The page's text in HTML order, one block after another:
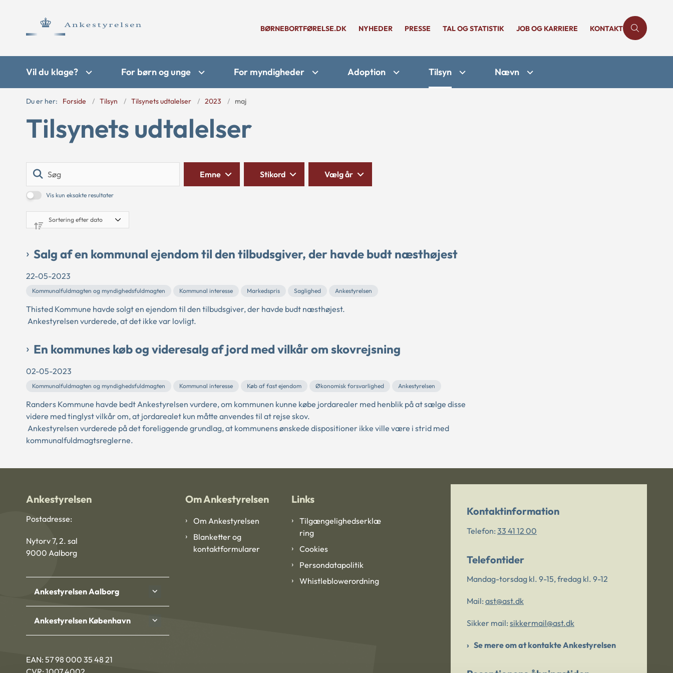
BØRNEBORTFØRELSE.DK NYHEDER PRESSE TAL OG STATISTIK JOB OG KARRIERE KONTAKT
Vil du klage? For børn og unge For myndigheder Adoption Tilsyn Nævn
Du er her: Forside Tilsyn Tilsynets udtalelser 2023 maj
Tilsynets udtalelser
Vis kun eksakte resultater
Emne Stikord Vælg år
Salg af en kommunal ejendom til den tilbudsgiver, der havde budt næsthøjest
22-05-2023
Kommunalfuldmagten og myndighedsfuldmagten Kommunal interesse Markedspris Saglighed Ankestyrelsen
Thisted Kommune havde solgt en ejendom til den tilbudsgiver, der havde budt næsthøjest.
Ankestyrelsen vurderede, at det ikke var lovligt.
En kommunes køb og videresalg af jord med vilkår om skovrejsning
02-05-2023
Kommunalfuldmagten og myndighedsfuldmagten Kommunal interesse Køb af fast ejendom Økonomisk forsvarlighed Ankestyrelsen
Randers Kommune havde bedt Ankestyrelsen vurdere, om kommunen kunne købe jordarealer med henblik på at sælge disse
videre med tinglyst vilkår om, at jordarealet kun måtte anvendes til at rejse skov.
Ankestyrelsen vurderede på det foreliggende grundlag, at kommunens ønskede dispositioner ikke ville være i strid med
kommunalfuldmagtsreglerne.
Ankestyrelsen
Postadresse:
Nytorv 7, 2. sal
9000 Aalborg
Ankestyrelsen Aalborg
Ankestyrelsen København
EAN: 57 98 000 35 48 21
Om Ankestyrelsen
Om Ankestyrelsen
Blanketter og
kontaktformularer
Links
Tilgængelighedserklæ
ring
Cookies
Persondatapolitik
Whistleblowerordning
Kontaktinformation
Telefon: 33 41 12 00
Telefontider
Mandag-torsdag kl. 9-15, fredag kl. 9-12
Mail: ast@ast.dk
Sikker mail: sikkermail@ast.dk
Se mere om at kontakte Ankestyrelsen